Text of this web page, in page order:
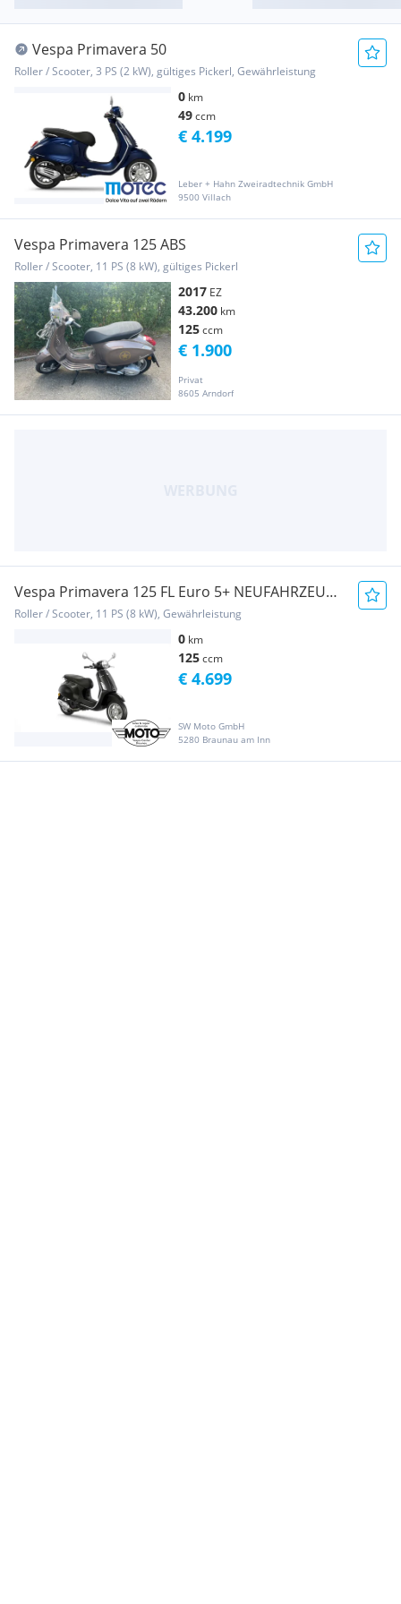
Vespa Primavera 50
Roller / Scooter, 3 PS (2 kW), gültiges Pickerl, Gewährleistung
0 km
49ccm
Leber + Hahn Zweiradtechnik GmbH
9500 Villach
€ 4.199
Vespa Primavera 125 ABS
Roller / Scooter, 11 PS (8 kW), gültiges Pickerl
2017 EZ
43.200 km
125ccm
Privat
8605 Arndorf
€ 1.900
Vespa Primavera 125 FL Euro 5+ NEUFAHRZEUG
+ 4 Jahre ...
Roller / Scooter, 11 PS (8 kW), Gewährleistung
0 km
125ccm
SW Moto GmbH
5280 Braunau am Inn
€ 4.699